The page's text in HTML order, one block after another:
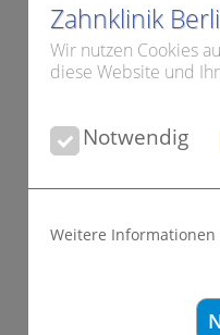
Zahnklinik
Wir nutzen Cookies
diese Website und
Notwendig
Weitere Informationen